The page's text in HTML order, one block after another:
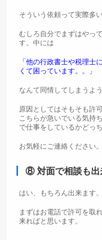
そういう依頼って実際多
むしろ自分でまずはやっ
す。中には
「他の行政書士や税理士
くて困っています。。」
なんて同情してしまうよ
原因としてはそもそも許
こちらが急いでいる気持
で仕事をしているかどっ
お気軽にご連絡ください。
⑧ 対面で相談も出
はい、もちろん出来ます。
まずはお電話で許可を取
来ればと思います。